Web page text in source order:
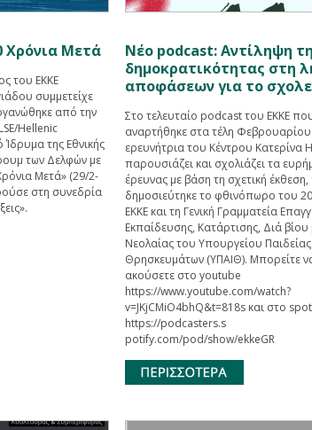
Χρόνια Μετά
του ΕΚΚΕ
συμμετείχε
από την
Hellenic
της Εθνικής
των Δελφών με
Μετά» (29/2-
στη συνεδρία
Νέο podcast: Αντίληψη
δημοκρατικότητας στη
αποφάσεων για το
Στο τελευταίο podcast του ΕΚΚΕ
αναρτήθηκε στα τέλη
ερευνήτρια του Κέντρου Κατερίνα
παρουσιάζει και σχολιάζει τα
έρευνας με βάση τη σχετική
δημοσιεύτηκε το φθινόπωρο του
ΕΚΚΕ και τη Γενική Γραμματεία
Εκπαίδευσης, Κατάρτισης, Διά
Νεολαίας του Υπουργείου Παιδείας
Θρησκευμάτων (ΥΠΑΙΘ). Μπορείτε
ακούσετε στο youtube
https://www.youtube.com/watch?
v=JKjCMiO4bhQ&t=818s και στο
https://podcasters.s
potify.com/pod/show/ekkeGR